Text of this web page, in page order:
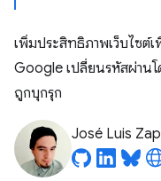
เพิ่มประสิทธิภาพเว็บไซต์
Google เปลี่ยนรหัสผ่าน
ถูกบุกรุก
José Luis